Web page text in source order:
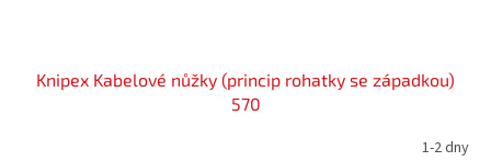
Knipex Kabelové nůžky (princip rohatky se západkou)
570
1-2 dny